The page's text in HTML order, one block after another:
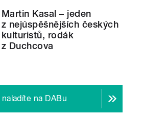
Martin Kasal – jeden
z nejúspěšnějších českých
kulturistů, rodák
z Duchcova
na DABu